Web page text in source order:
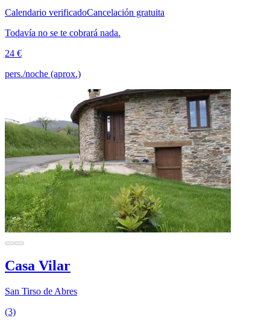
Calendario verificadoCancelación gratuita
Todavía no se te cobrará nada.
24 €
pers./noche (aprox.)
Casa Vilar
San Tirso de Abres
(3)